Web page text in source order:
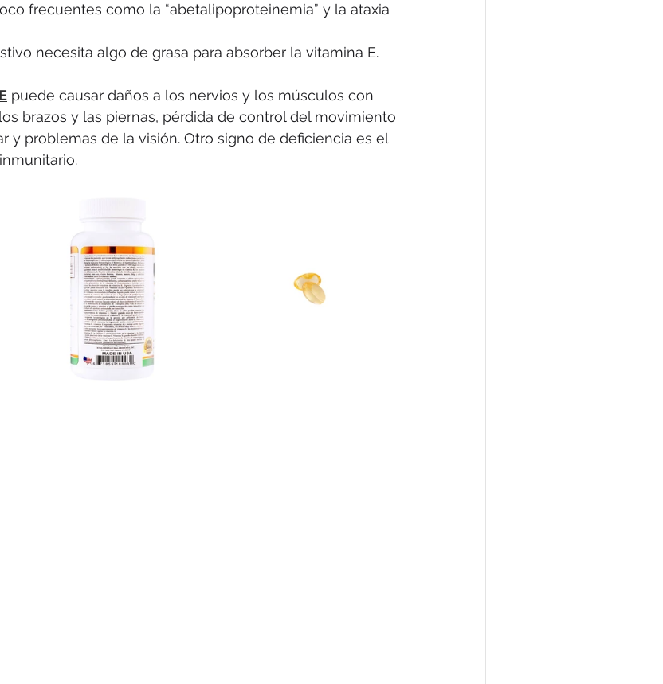
frecuentes como la “abetalipoproteinemia” y la ataxia
necesita algo de grasa para absorber la vitamina E.
puede causar daños a los nervios y los músculos con
brazos y las piernas, pérdida de control del movimiento
y problemas de la visión. Otro signo de deficiencia es el